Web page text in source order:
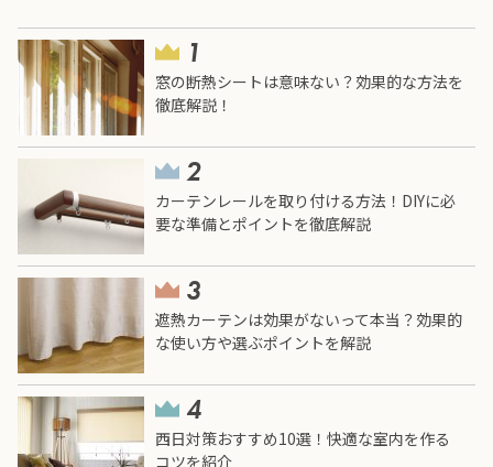
窓の断熱シートは意味ない？効果的な方法を
徹底解説！
カーテンレールを取り付ける方法！DIYに必
要な準備とポイントを徹底解説
遮熱カーテンは効果がないって本当？効果的
な使い方や選ぶポイントを解説
西日対策おすすめ10選！快適な室内を作る
コツを紹介